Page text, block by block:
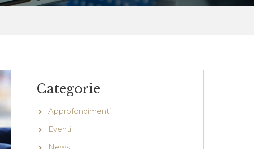
Categorie
Approfondimenti
Eventi
News